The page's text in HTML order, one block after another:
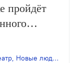
пройдёт
—
для
Новые люди ,